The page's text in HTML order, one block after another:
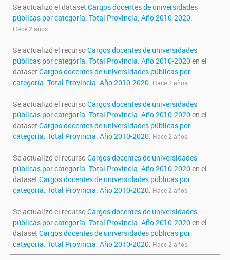
Se actualizó el dataset Cargos docentes de universidades
públicas por categoría. Total Provincia. Año 2010-2020.
Hace 2 años.
Se actualizó el recursoCargos docentes de universidades
públicas por categoría. Total Provincia. Año 2010-2020en el
dataset Cargos docentes de universidades públicas por
categoría. Total Provincia. Año 2010-2020. Hace 2 años.
Se actualizó el recursoCargos docentes de universidades
públicas por categoría. Total Provincia. Año 2010-2020en el
dataset Cargos docentes de universidades públicas por
categoría. Total Provincia. Año 2010-2020. Hace 2 años.
Se actualizó el recursoCargos docentes de universidades
públicas por categoría. Total Provincia. Año 2010-2020en el
dataset Cargos docentes de universidades públicas por
categoría. Total Provincia. Año 2010-2020. Hace 2 años.
Se actualizó el recursoCargos docentes de universidades
públicas por categoría. Total Provincia. Año 2010-2020en el
dataset Cargos docentes de universidades públicas por
categoría. Total Provincia. Año 2010-2020. Hace 2 años.